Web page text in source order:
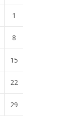
1
8
15
22
29